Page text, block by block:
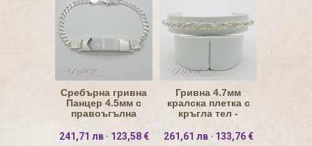
Сребърна гривна
Панцер 4.5мм с
правоъгълна
241,71 лв · 123,58 €
Гривна 4.7мм
кралска плетка с
кръгла тел -
261,61 лв · 133,76 €